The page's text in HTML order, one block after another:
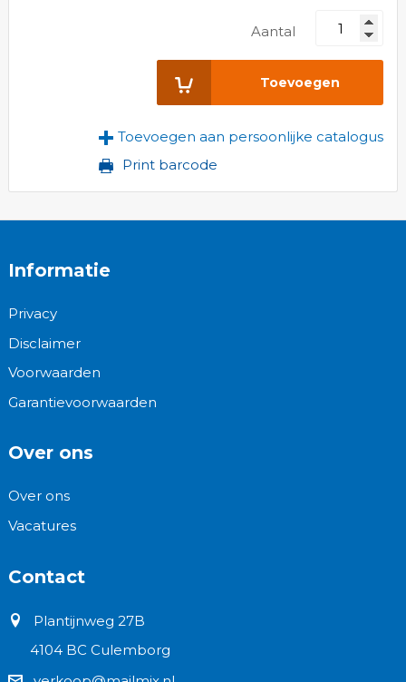
Aantal
Toevoegen
Toevoegen aan persoonlijke catalogus
Print barcode
Informatie
Privacy
Disclaimer
Voorwaarden
Garantievoorwaarden
Over ons
Over ons
Vacatures
Contact
Plantijnweg 27B
4104 BC Culemborg